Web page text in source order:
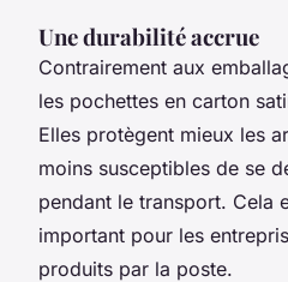
Une durabilité accrue
Contrairement aux
les pochettes en carton
Elles protègent mieux les
moins susceptibles de se
pendant le transport. Cela
important pour les
produits par la poste.